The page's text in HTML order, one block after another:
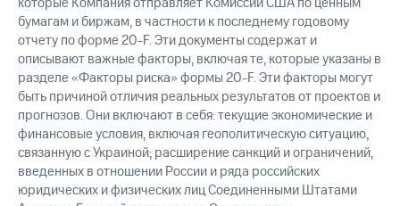
бумагам и биржам, в частности к последнему годовому
отчету по форме 20-F. Эти документы содержат и
описывают важные факторы, включая те, которые указаны в
разделе «Факторы риска» формы 20-F. Эти факторы могут
быть причиной отличия реальных результатов от проектов и
прогнозов. Они включают в себя: текущие экономические и
финансовые условия, включая геополитическую ситуацию,
связанную с Украиной; расширение санкций и ограничений,
введенных в отношении России и ряда российских
юридических и физических лиц Соединенными Штатами